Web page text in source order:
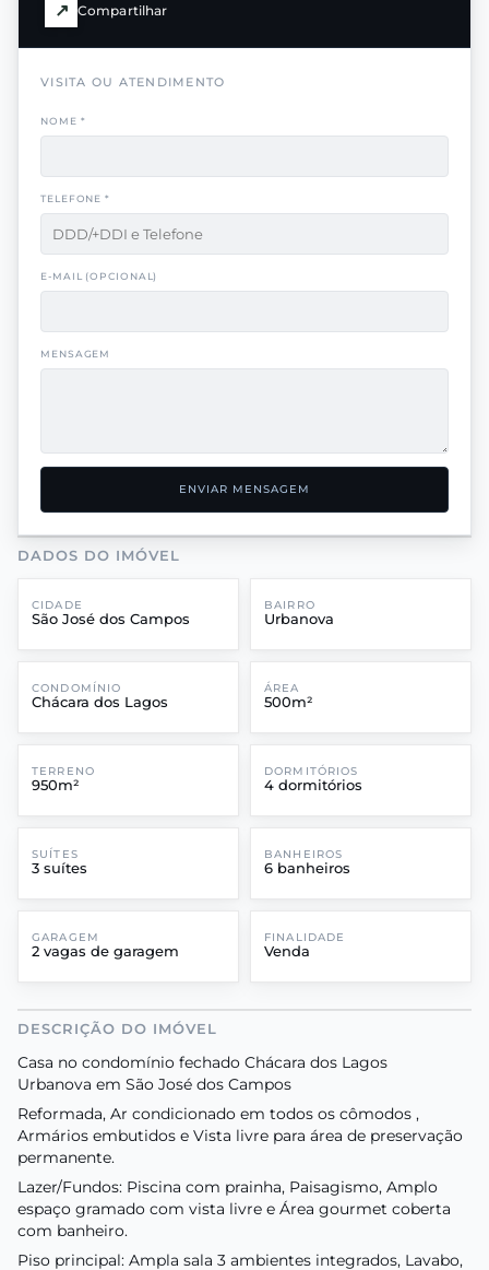
↗ Compartilhar
VISITA OU ATENDIMENTO
NOME *
TELEFONE *
E-MAIL (OPCIONAL)
MENSAGEM
ENVIAR MENSAGEM
DADOS DO IMÓVEL
CIDADE
São José dos Campos
BAIRRO
Urbanova
CONDOMÍNIO
Chácara dos Lagos
ÁREA
500m²
TERRENO
950m²
DORMITÓRIOS
4 dormitórios
SUÍTES
3 suítes
BANHEIROS
6 banheiros
GARAGEM
2 vagas de garagem
FINALIDADE
Venda
DESCRIÇÃO DO IMÓVEL
Casa no condomínio fechado Chácara dos Lagos
Urbanova em São José dos Campos
Reformada, Ar condicionado em todos os cômodos ,
Armários embutidos e Vista livre para área de preservação
permanente.
Lazer/Fundos: Piscina com prainha, Paisagismo, Amplo
espaço gramado com vista livre e Área gourmet coberta
com banheiro.
Piso principal: Ampla sala 3 ambientes integrados, Lavabo,